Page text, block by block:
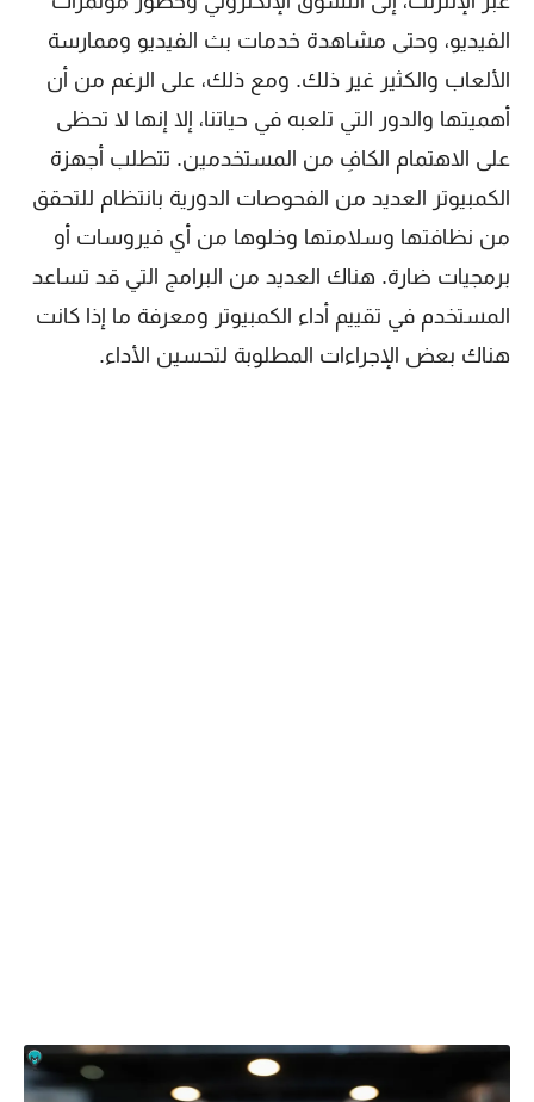
الفيديو، وحتى مشاهدة خدمات بث الفيديو وممارسة
الألعاب والكثير غير ذلك. ومع ذلك، على الرغم من أن
أهميتها والدور التي تلعبه في حياتنا، إلا إنها لا تحظى
على الاهتمام الكافِ من المستخدمين. تتطلب أجهزة
الكمبيوتر العديد من الفحوصات الدورية بانتظام للتحقق
من نظافتها وسلامتها وخلوها من أي فيروسات أو
برمجيات ضارة. هناك العديد من البرامج التي قد تساعد
المستخدم في تقييم أداء الكمبيوتر ومعرفة ما إذا كانت
هناك بعض الإجراءات المطلوبة لتحسين الأداء.